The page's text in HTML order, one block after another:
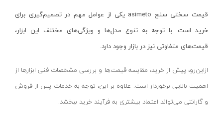
بلوور شارژی
کارواش شارژی
شمشادزن شارژی
دستگاه چسب
پی ام - P.M
نکستول - NEXTOOL
اچ تی سی - HTC
ازبست - EZBEST
لان تاپ - LAUNTOP
کرم - مشکی
آبی روشن
نقره ای-قرمز-مشکی
سرمه ای - مشکی
قیمت سختی سنج asimeto یکی از عوامل مهم در تصمیم‌گیری برای
خرید است. با توجه به تنوع مدل‌ها و ویژگی‌های مختلف این ابزار،
قیمت‌های متفاوتی نیز در بازار وجود دارد.
ازاین‌رو، پیش از خرید، مقایسه قیمت‌ها و بررسی مشخصات فنی ابزارها از
اهمیت بالایی برخوردار است. علاوه بر این، توجه به خدمات پس از فروش
و گارانتی می‌تواند اعتماد بیشتری به فرآیند خرید ببخشد.